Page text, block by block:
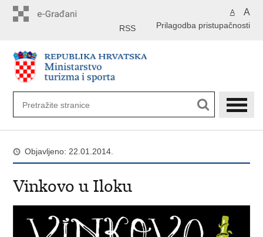
A A
Prilagodba pristupačnosti
RSS
Objavljeno: 22.01.2014.
Vinkovo u Iloku